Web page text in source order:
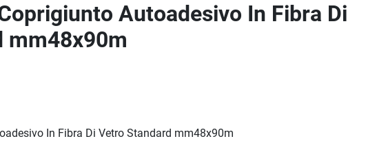
Autoadesivo In Fibra Di
mm48x90m
In Fibra Di Vetro Standard mm48x90m